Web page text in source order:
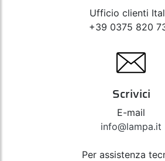
Ufficio clienti
+39 0375 820
Scrivici
E-mail
info@lampa.it
Per assistenza